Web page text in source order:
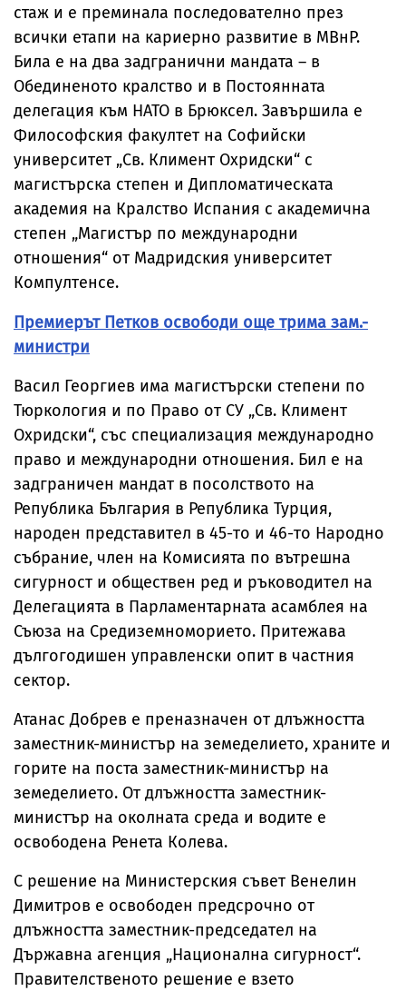
стаж и е преминала последователно през
всички етапи на кариерно развитие в МВнР.
Била е на два задгранични мандата – в
Обединеното кралство и в Постоянната
делегация към НАТО в Брюксел. Завършила е
Философския факултет на Софийски
университет „Св. Климент Охридски“ с
магистърска степен и Дипломатическата
академия на Кралство Испания с академична
степен „Магистър по международни
отношения“ от Мадридския университет
Компултенсе.
Премиерът Петков освободи още трима зам.-
министри
Васил Георгиев има магистърски степени по
Тюркология и по Право от СУ „Св. Климент
Охридски“, със специализация международно
право и международни отношения. Бил е на
задграничен мандат в посолството на
Република България в Република Турция,
народен представител в 45-то и 46-то Народно
събрание, член на Комисията по вътрешна
сигурност и обществен ред и ръководител на
Делегацията в Парламентарната асамблея на
Съюза на Средиземноморието. Притежава
дългогодишен управленски опит в частния
сектор.
Атанас Добрев е преназначен от длъжността
заместник-министър на земеделието, храните и
горите на поста заместник-министър на
земеделието. От длъжността заместник-
министър на околната среда и водите е
освободена Ренета Колева.
С решение на Министерския съвет Венелин
Димитров е освободен предсрочно от
длъжността заместник-председател на
Държавна агенция „Национална сигурност“.
Правителственото решение е взето